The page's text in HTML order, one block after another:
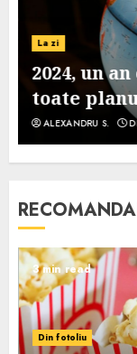
La zi
2024, un
toate
ALEXANDRU S.
3 min read
Din fotoliu